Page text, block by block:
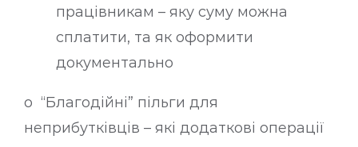
працівникам – яку суму можна
сплатити, та як оформити
документально
o “Благодійні” пільги для
неприбутківців – які додаткові операції